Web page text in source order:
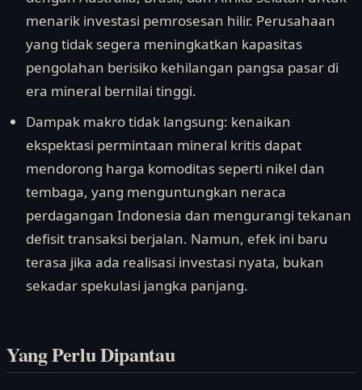
menarik investasi pemrosesan hilir. Perusahaan
yang tidak segera meningkatkan kapasitas
pengolahan berisiko kehilangan pangsa pasar di
era mineral bernilai tinggi.
Dampak makro tidak langsung: kenaikan
ekspektasi permintaan mineral kritis dapat
mendorong harga komoditas seperti nikel dan
tembaga, yang menguntungkan neraca
perdagangan Indonesia dan mengurangi tekanan
defisit transaksi berjalan. Namun, efek ini baru
terasa jika ada realisasi investasi nyata, bukan
sekadar spekulasi jangka panjang.
Yang Perlu Dipantau